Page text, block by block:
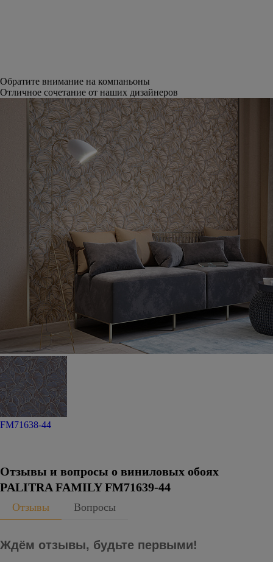
Обратите внимание на компаньоны
Отличное сочетание от наших дизайнеров
FM71638-44
Отзывы и вопросы о виниловых обоях
PALITRA FAMILY FM71639-44
Отзывы Вопросы
Ждём отзывы, будьте первыми!